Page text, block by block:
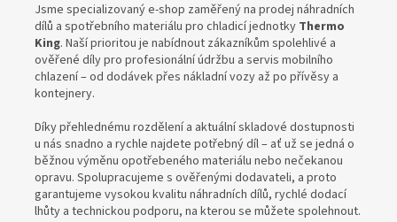
Jsme specializovaný e-shop zaměřený na prodej náhradních
dílů a spotřebního materiálu pro chladicí jednotky Thermo
King. Naší prioritou je nabídnout zákazníkům spolehlivé a
ověřené díly pro profesionální údržbu a servis mobilního
chlazení – od dodávek přes nákladní vozy až po přívěsy a
kontejnery.
Díky přehlednému rozdělení a aktuální skladové dostupnosti
u nás snadno a rychle najdete potřebný díl – ať už se jedná o
běžnou výměnu opotřebeného materiálu nebo nečekanou
opravu. Spolupracujeme s ověřenými dodavateli, a proto
garantujeme vysokou kvalitu náhradních dílů, rychlé dodací
lhůty a technickou podporu, na kterou se můžete spolehnout.